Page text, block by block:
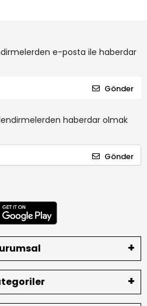
e-posta ile haberdar
Gönder
haberdar olmak
Gönder